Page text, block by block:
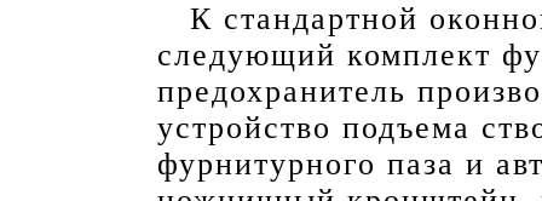
К стандартной
следующий комплект
предохранитель
устройство подъема
фурнитурного паза и